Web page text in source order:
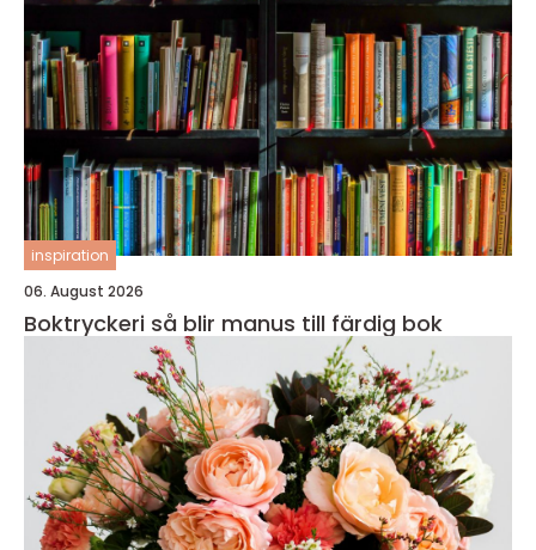
inspiration
06. August 2026
Boktryckeri så blir manus till färdig bok